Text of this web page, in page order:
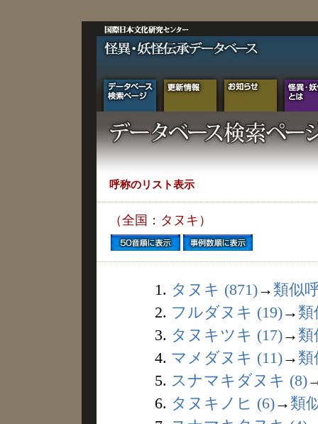
呼称のリスト表示
（全国：タヌキ）
1. タヌキ (871)→ 類似
2. フルダヌキ (19)→ 類
3. タヌキツキ (17)→ 類
4. マメダヌキ (11)→ 類
5. スナマキダヌキ (8)
6. タヌキノヒ (6)→ 類